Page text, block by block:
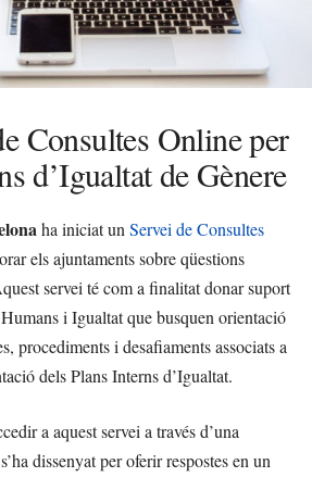
Consultes Online per
d’Igualtat de Gènere
ha iniciat un Servei de Consultes
els ajuntaments sobre qüestions
servei té com a finalitat donar suport
i Igualtat que busquen orientació
procediments i desafiaments associats a
dels Plans Interns d’Igualtat.
a aquest servei a través d’una
dissenyat per oferir respostes en un